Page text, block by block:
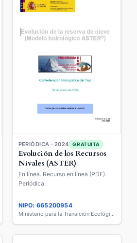
PERIÓDICA · 2024 GRATUITA
Evolución de los Recursos
Nivales (ASTER)
En línea. Recurso en línea (PDF).
Periódica.
NIPO: 665200954
Ministerio para la Transición Ecológica y el Reto Demográfico